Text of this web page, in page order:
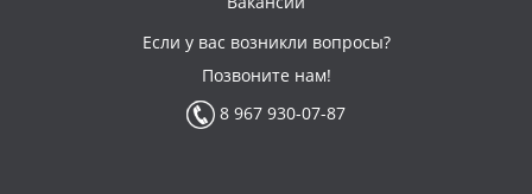
Если у вас возникли вопросы?
Позвоните нам!
8 967 930-07-87